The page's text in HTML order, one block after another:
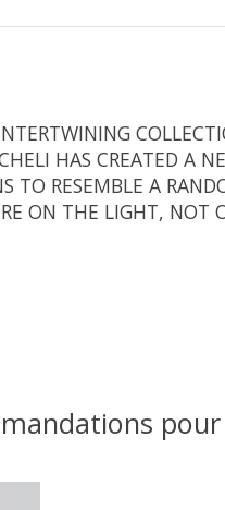
HAS CREATED A
RESEMBLE A
ON THE LIGHT, NOT